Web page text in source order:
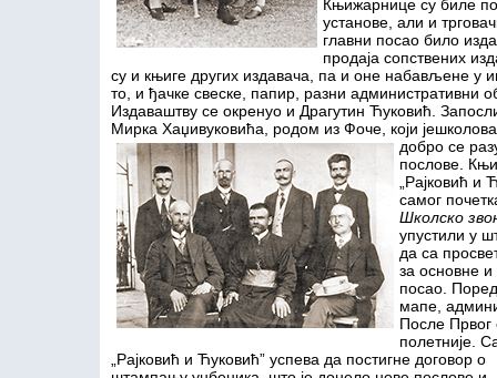
Књижарнице су биле
установе, али и
главни посао било
продаја сопствених
су и књиге других издавача, па и оне набављене у
то, и ђачке свеске, папир, разни административни
Издаваштву се окренуо и Драгутин Ћуковић.
Мирка Хаџивуковића, родом из Фоче, који
добро се
послове.
„Рајковић и
самог
Школско
упустили у
да са
за основне
посао.
мапе,
После Првог
полетније.
„Рајковић и Ћуковић” успева да постигне договор о